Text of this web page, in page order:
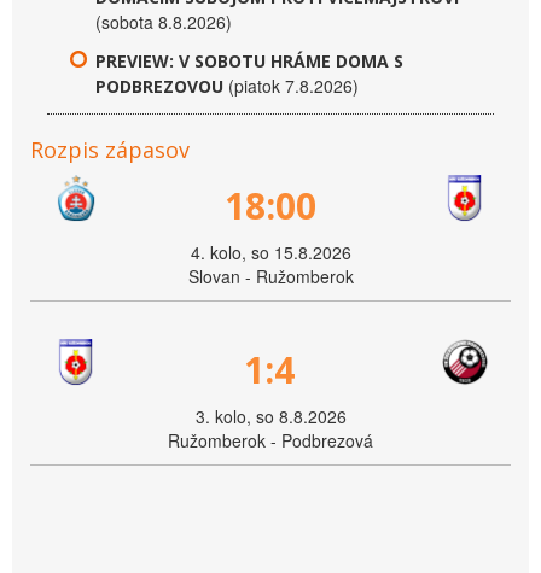
(sobota 8.8.2026)
PREVIEW: V SOBOTU HRÁME DOMA S
PODBREZOVOU (piatok 7.8.2026)
Rozpis zápasov
18:00
4. kolo, so 15.8.2026
Slovan - Ružomberok
1:4
3. kolo, so 8.8.2026
Ružomberok - Podbrezová